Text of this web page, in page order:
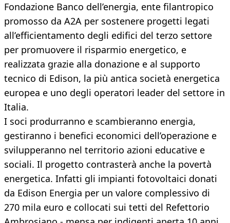
Fondazione Banco dell’energia, ente filantropico
promosso da A2A per sostenere progetti legati
all’efficientamento degli edifici del terzo settore
per promuovere il risparmio energetico, e
realizzata grazie alla donazione e al supporto
tecnico di Edison, la più antica società energetica
europea e uno degli operatori leader del settore in
Italia.
I soci produrranno e scambieranno energia,
gestiranno i benefici economici dell’operazione e
svilupperanno nel territorio azioni educative e
sociali. Il progetto contrasterà anche la povertà
energetica. Infatti gli impianti fotovoltaici donati
da Edison Energia per un valore complessivo di
270 mila euro e collocati sui tetti del Refettorio